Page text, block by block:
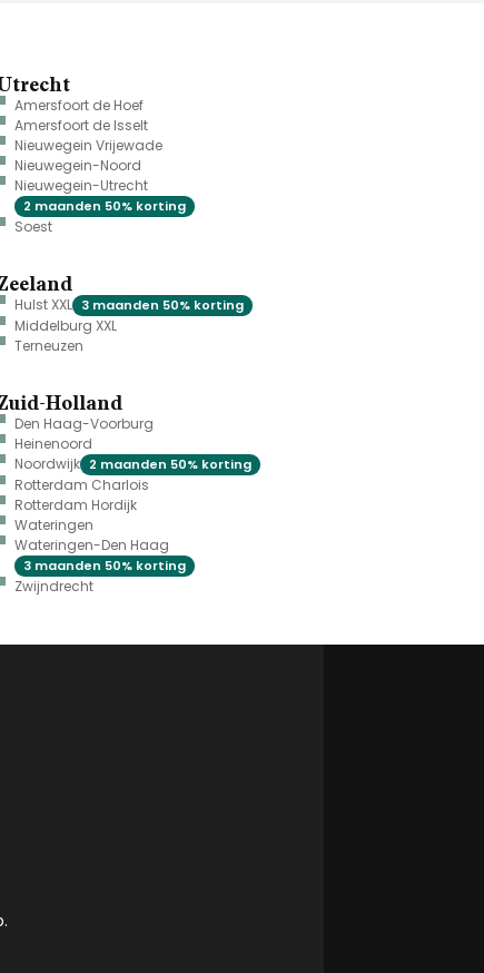
Amersfoort de Hoef
Amersfoort de Isselt
Nieuwegein Vrijewade
Nieuwegein-Noord
Nieuwegein-Utrecht
2 maanden 50% korting
Soest
Hulst XXL 3 maanden 50% korting
Middelburg XXL
Terneuzen
Holland
Den Haag-Voorburg
Heinenoord
Noordwijk 2 maanden 50% korting
Rotterdam Charlois
Rotterdam Hordijk
Wateringen
Wateringen-Den Haag
3 maanden 50% korting
Zwijndrecht